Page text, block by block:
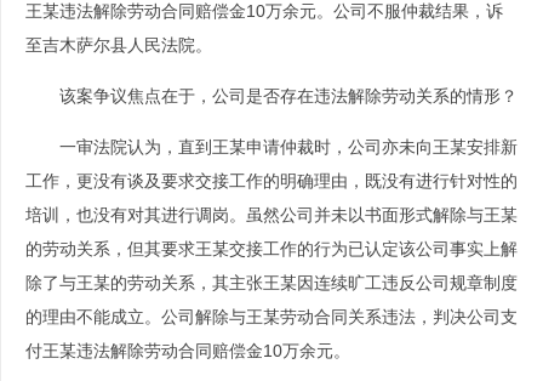
王某违法解除劳动合同赔偿金10万余元。公司不服仲裁结果，诉
至吉木萨尔县人民法院。
该案争议焦点在于，公司是否存在违法解除劳动关系的情形？
一审法院认为，直到王某申请仲裁时，公司亦未向王某安排新
工作，更没有谈及要求交接工作的明确理由，既没有进行针对性的
培训，也没有对其进行调岗。虽然公司并未以书面形式解除与王某
的劳动关系，但其要求王某交接工作的行为已认定该公司事实上解
除了与王某的劳动关系，其主张王某因连续旷工违反公司规章制度
的理由不能成立。公司解除与王某劳动合同关系违法，判决公司支
付王某违法解除劳动合同赔偿金10万余元。